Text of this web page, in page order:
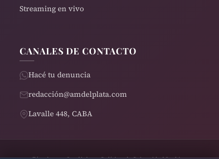
Streaming en vivo
CANALES DE CONTACTO
Hacé tu denuncia
redacción@amdelplata.com
Lavalle 448, CABA